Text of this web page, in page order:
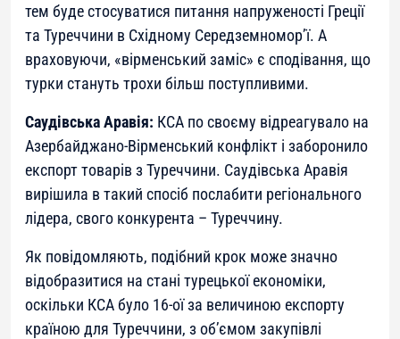
тем буде стосуватися питання напруженості Греції
та Туреччини в Східному Середземномор’ї. А
враховуючи, «вірменський заміс» є сподівання, що
турки стануть трохи більш поступливими.
Саудівська Аравія: КСА по своєму відреагувало на
Азербайджано-Вірменський конфлікт і заборонило
експорт товарів з Туреччини. Саудівська Аравія
вирішила в такий спосіб послабити регіонального
лідера, свого конкурента – Туреччину.
Як повідомляють, подібний крок може значно
відобразитися на стані турецької економіки,
оскільки КСА було 16-ої за величиною експорту
країною для Туреччини, з об’ємом закупівлі